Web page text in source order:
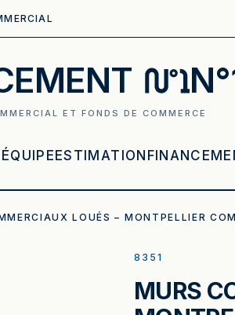
ET FONDS DE COMMERCE
ÉQUIPE ESTIMATION
LOUÉS – MONTPELLIER
8351
MURS